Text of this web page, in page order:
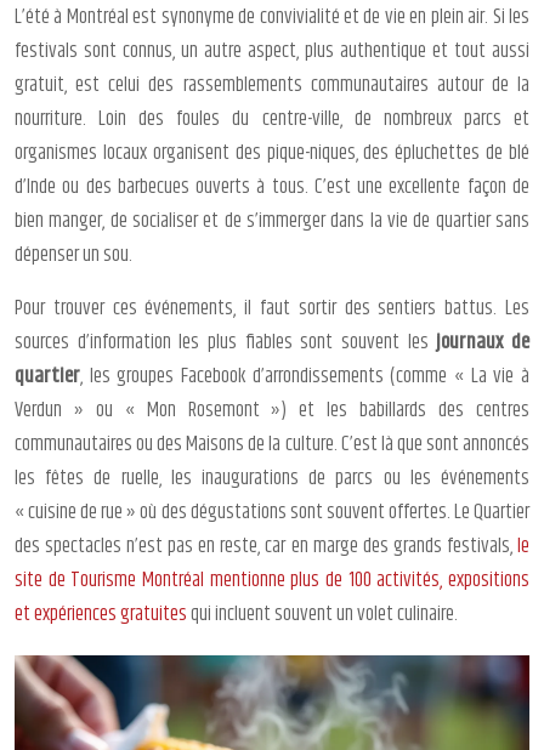
L’été à Montréal est synonyme de convivialité et de vie en plein air. Si les
festivals sont connus, un autre aspect, plus authentique et tout aussi
gratuit, est celui des rassemblements communautaires autour de la
nourriture. Loin des foules du centre-ville, de nombreux parcs et
organismes locaux organisent des pique-niques, des épluchettes de blé
d’Inde ou des barbecues ouverts à tous. C’est une excellente façon de
bien manger, de socialiser et de s’immerger dans la vie de quartier sans
dépenser un sou.
Pour trouver ces événements, il faut sortir des sentiers battus. Les
sources d’information les plus fiables sont souvent lesjournaux de
quartier, les groupes Facebook d’arrondissements (comme « La vie à
Verdun » ou « Mon Rosemont ») et les babillards des centres
communautaires ou des Maisons de la culture. C’est là que sont annoncés
les fêtes de ruelle, les inaugurations de parcs ou les événements
« cuisine de rue » où des dégustations sont souvent offertes. Le Quartier
des spectacles n’est pas en reste, car en marge des grands festivals,le
site de Tourisme Montréal mentionne plus de 100 activités, expositions
et expériences gratuitesqui incluent souvent un volet culinaire.